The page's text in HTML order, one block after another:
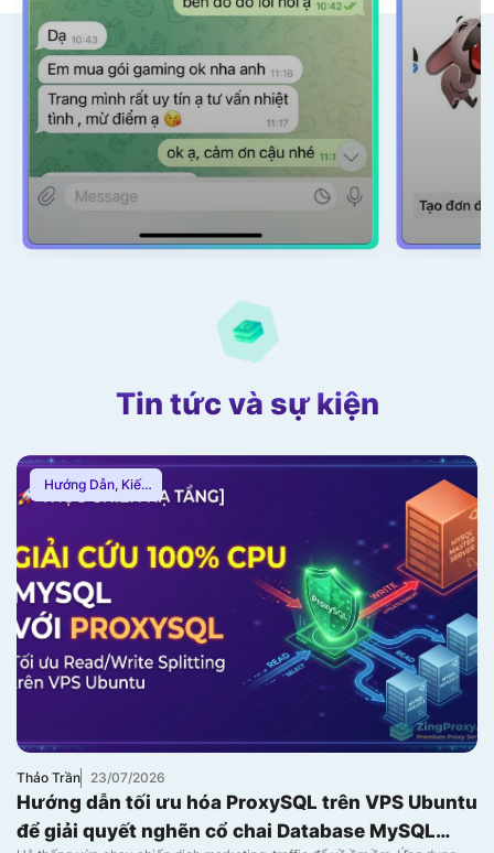
Tin tức và sự kiện
Hướng Dẫn, Kiến
Thức Proxy
Thảo Trần 23/07/2026
Hướng dẫn tối ưu hóa ProxySQL trên VPS Ubuntu
để giải quyết nghẽn cổ chai Database MySQL